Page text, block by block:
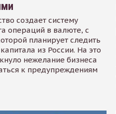
создает систему
операций в валюте, с
планирует следить
из России. На это
нежелание бизнеса
к предупреждениям